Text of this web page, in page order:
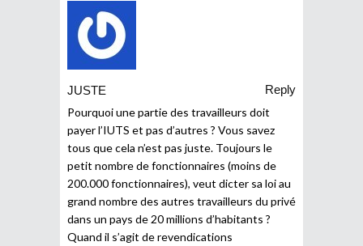
JUSTE
Reply
Pourquoi une partie des travailleurs doit
payer l’IUTS et pas d’autres ? Vous savez
tous que cela n’est pas juste. Toujours le
petit nombre de fonctionnaires (moins de
200.000 fonctionnaires), veut dicter sa loi au
grand nombre des autres travailleurs du privé
dans un pays de 20 millions d’habitants ?
Quand il s’agit de revendications